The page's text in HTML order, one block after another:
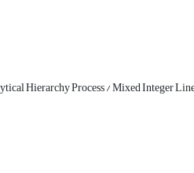
Hierarchy Process / Mixed Integer